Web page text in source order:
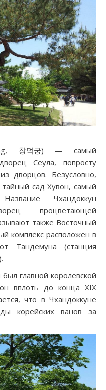
창덕궁) — самый
Сеула, попросту
дворцов. Безусловно,
сад Хувон, самый
Чхандоккун
процветающей
также Восточный
комплекс расположен в
Тандемуна (станция
главной королевской
вплоть до конца XIX
что в Чхандоккуне
корейских ванов за